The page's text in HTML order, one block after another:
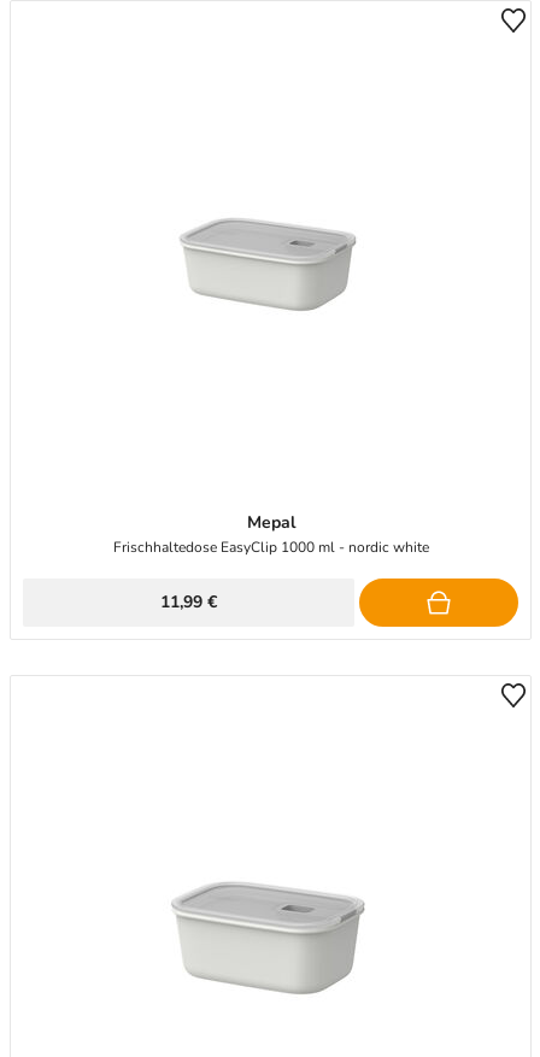
Mepal
Frischhaltedose EasyClip 1000 ml - nordic white
11,99 €